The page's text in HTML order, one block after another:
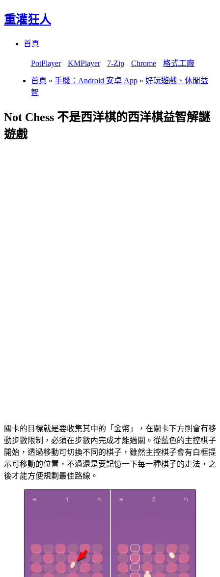
重灌狂人
首頁
PotPlayer KMPlayer 7-Zip Chrome 格式工廠
首頁 » 手機：Android 安卓 App » 好玩遊戲、休閒益
智
Not Chess 不是西洋棋的西洋棋益智解謎
遊戲
關卡的目標就是要收集其中的「金幣」，在關卡下方則會有移
動步數限制，必須在步數內完成才能過關。從藍色的主控棋子
開始，透過移動可切換不同的棋子，雖然主控棋子會有白框提
示可移動的位置，不過還是要記憶一下每一種棋子的走法，之
後才能方便規劃最佳路線。